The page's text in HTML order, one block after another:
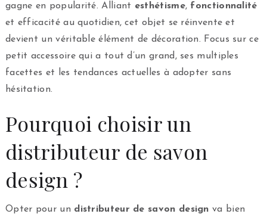
gagne en popularité. Alliant esthétisme, fonctionnalité
et efficacité au quotidien, cet objet se réinvente et
devient un véritable élément de décoration. Focus sur ce
petit accessoire qui a tout d’un grand, ses multiples
facettes et les tendances actuelles à adopter sans
hésitation.
Pourquoi choisir un
distributeur de savon
design ?
Opter pour un distributeur de savon design va bien